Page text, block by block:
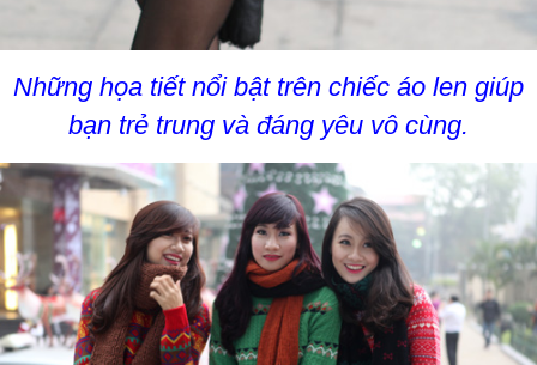
Những họa tiết nổi bật trên chiếc áo len giúp
bạn trẻ trung và đáng yêu vô cùng.